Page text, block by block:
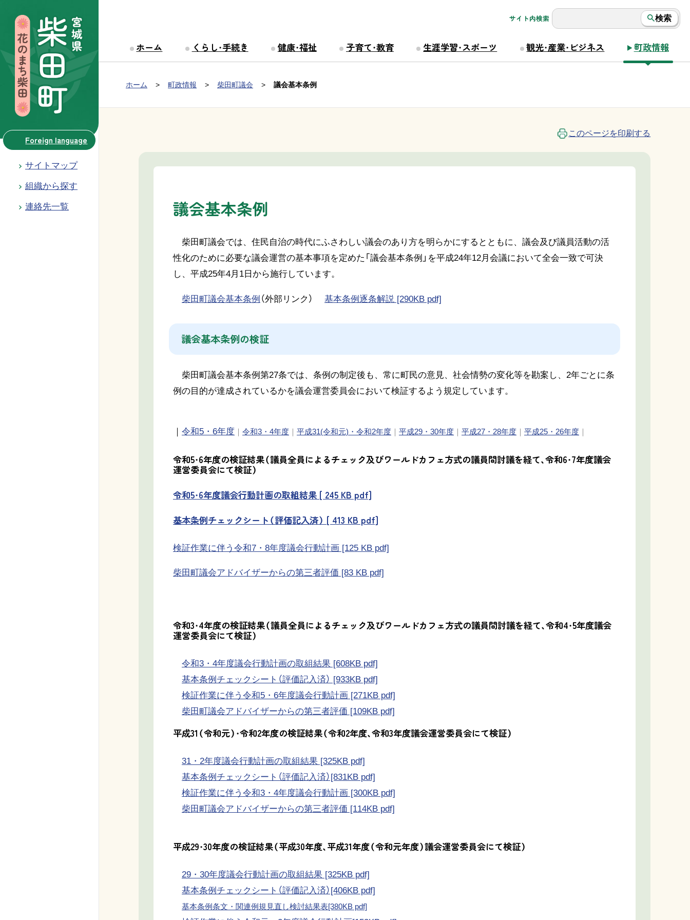
Foreign language
サイトマップ
組織から探す
連絡先一覧
サイト内検索 検索
Group NAV
ホーム くらし・手続き 健康・福祉 子育て・教育 生涯学習・スポーツ 観光・産業・ビジネス 町政情報
現在位置：
ホーム 町政情報 柴田町議会 議会基本条例
このページを印刷する
議会基本条例
柴田町議会では、住民自治の時代にふさわしい議会のあり方を明らかにするとともに、議会及び議員活動の活
性化のために必要な議会運営の基本事項を定めた「議会基本条例」を平成24年12月会議において全会一致で可決
し、平成25年4月1日から施行しています。
柴田町議会基本条例 （外部リンク） 基本条例逐条解説 [290KB pdf]
議会基本条例の検証
柴田町議会基本条例第27条では、条例の制定後も、常に町民の意見、社会情勢の変化等を勘案し、2年ごとに条
例の目的が達成されているかを議会運営委員会において検証するよう規定しています。
｜ 令和5・6年度 ｜ 令和3・4年度｜ 平成31(令和元)・令和2年度｜ 平成29・30年度｜ 平成27・28年度｜ 平成25・26年度｜
令和5・6年度の検証結果（議員全員によるチェック及びワールドカフェ方式の議員間討議を経て、令和6・7年度議会
運営委員会にて検証）
令和5・6年度議会行動計画の取組結果 [ 245 KB pdf]
基本条例チェックシート（評価記入済） [ 413 KB pdf]
検証作業に伴う令和7・8年度議会行動計画 [125 KB pdf]
柴田町議会アドバイザーからの第三者評価 [83 KB pdf]
令和3・4年度の検証結果（議員全員によるチェック及びワールドカフェ方式の議員間討議を経て、令和4・5年度議会
運営委員会にて検証）
令和3・4年度議会行動計画の取組結果 [608KB pdf]
基本条例チェックシート（評価記入済） [933KB pdf]
検証作業に伴う令和5・6年度議会行動計画 [271KB pdf]
柴田町議会アドバイザーからの第三者評価 [109KB pdf]
平成31（令和元）・令和2年度の検証結果（令和2年度、令和3年度議会運営委員会にて検証）
31・2年度議会行動計画の取組結果 [325KB pdf]
基本条例チェックシート（評価記入済）[831KB pdf]
検証作業に伴う令和3・4年度議会行動計画 [300KB pdf]
柴田町議会アドバイザーからの第三者評価 [114KB pdf]
平成29・30年度の検証結果（平成30年度、平成31年度（令和元年度）議会運営委員会にて検証）
29・30年度議会行動計画の取組結果 [325KB pdf]
基本条例チェックシート（評価記入済）[406KB pdf]
基本条例条文・関連例規見直し検討結果表[380KB pdf]